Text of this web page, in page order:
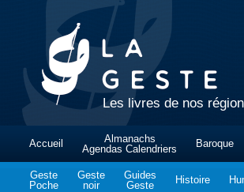
Les livres de nos
Accueil
Almanachs
Agendas Calendriers
Baroque
Geste
Poche
Geste
noir
Guides
Geste
Histoire